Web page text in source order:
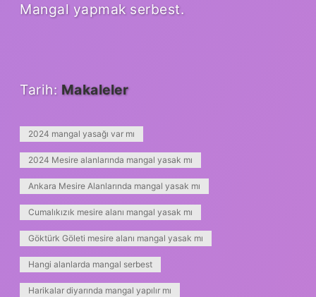
Mangal yapmak serbest.
Tarih: Makaleler
2024 mangal yasağı var mı
2024 Mesire alanlarında mangal yasak mı
Ankara Mesire Alanlarında mangal yasak mı
Cumalıkızık mesire alanı mangal yasak mı
Göktürk Göleti mesire alanı mangal yasak mı
Hangi alanlarda mangal serbest
Harikalar diyarında mangal yapılır mı